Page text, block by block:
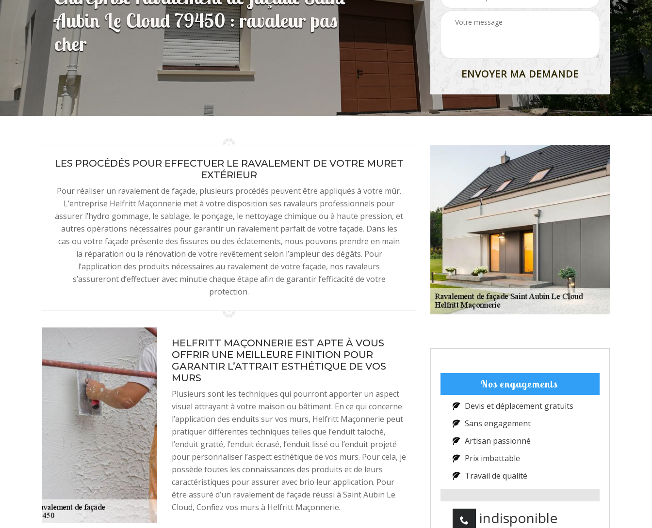
Aubin Le Cloud 79450 : ravaleur pas
cher
LES PROCÉDÉS POUR EFFECTUER LE RAVALEMENT DE VOTRE MURET
EXTÉRIEUR
Pour réaliser un ravalement de façade, plusieurs procédés peuvent être appliqués à votre mûr.
L’entreprise Helfritt Maçonnerie met à votre disposition ses ravaleurs professionnels pour
assurer l’hydro gommage, le sablage, le ponçage, le nettoyage chimique ou à haute pression, et
autres opérations nécessaires pour garantir un ravalement parfait de votre façade. Dans les
cas ou votre façade présente des fissures ou des éclatements, nous pouvons prendre en main
la réparation ou la rénovation de votre revêtement selon l’ampleur des dégâts. Pour
l’application des produits nécessaires au ravalement de votre façade, nos ravaleurs
s’assureront d’effectuer avec minutie chaque étape afin de garantir l’efficacité de votre
protection.
HELFRITT MAÇONNERIE EST APTE À VOUS
OFFRIR UNE MEILLEURE FINITION POUR
GARANTIR L’ATTRAIT ESTHÉTIQUE DE VOS
MURS
Plusieurs sont les techniques qui pourront apporter un aspect
visuel attrayant à votre maison ou bâtiment. En ce qui concerne
l’application des enduits sur vos murs, Helfritt Maçonnerie peut
pratiquer différentes techniques telles que l’enduit taloché,
l’enduit gratté, l’enduit écrasé, l’enduit lissé ou l’enduit projeté
pour personnaliser l’aspect esthétique de vos murs. Pour cela, je
possède toutes les connaissances des produits et de leurs
caractéristiques pour assurer avec brio leur application. Pour
être assuré d’un ravalement de façade réussi à Saint Aubin Le
Cloud, Confiez vos murs à Helfritt Maçonnerie.
Nos engagements
Devis et déplacement gratuits
Sans engagement
Artisan passionné
Prix imbattable
Travail de qualité
indisponible